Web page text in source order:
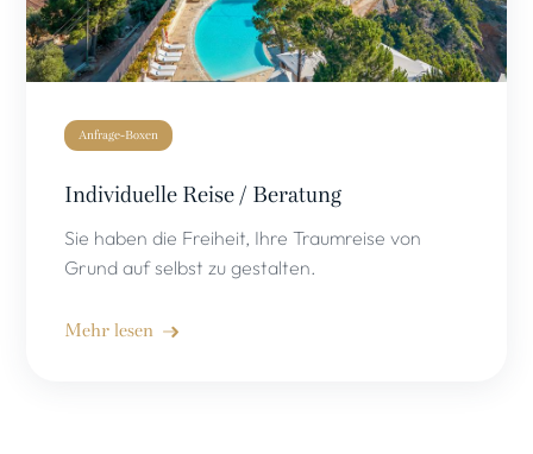
Anfrage-Boxen
Individuelle Reise / Beratung
Sie haben die Freiheit, Ihre Traumreise von
Grund auf selbst zu gestalten.
Mehr lesen